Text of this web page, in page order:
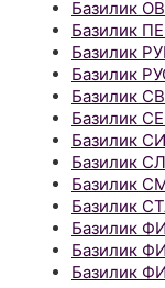
Базилик
Базилик
Базилик
Базилик
Базилик
Базилик
Базилик
Базилик
Базилик
Базилик
Базилик
Базилик
Базилик